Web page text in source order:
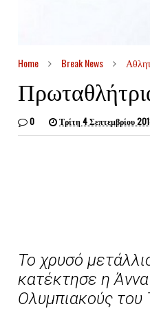
Home Break News
0 Τρίτη 4 Σεπτεμβρίου
Το χρυσό
κατέκτησε η
Ολυμπιακούς του